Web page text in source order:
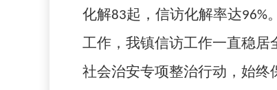
化解83起，信访化解率达96%
工作，我镇信访工作一直稳居
社会治安专项整治行动，始终